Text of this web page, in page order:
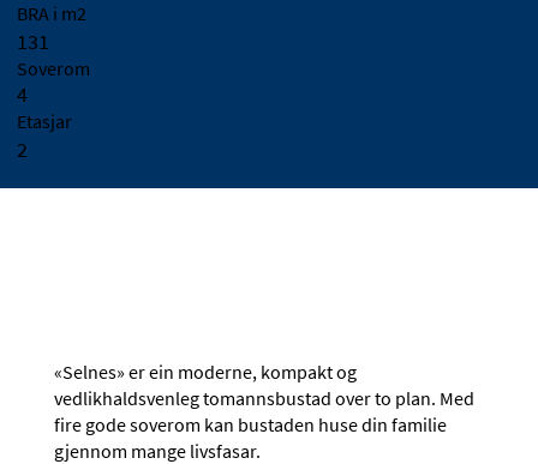
BRA i m2
131
Soverom
4
Etasjar
2
«Selnes» er ein moderne, kompakt og
vedlikhaldsvenleg tomannsbustad over to plan. Med
fire gode soverom kan bustaden huse din familie
gjennom mange livsfasar.